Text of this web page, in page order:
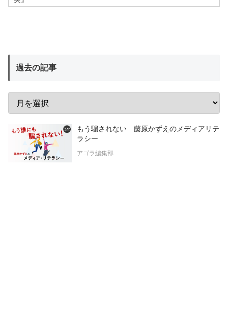
過去の記事
もう騙されない 藤原かずえのメディアリテ
ラシー
アゴラ編集部